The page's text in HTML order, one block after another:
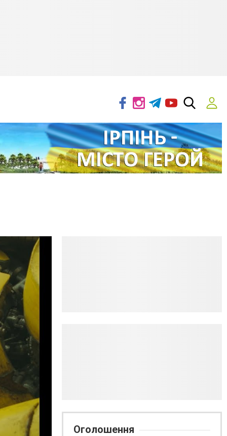
Оголошення